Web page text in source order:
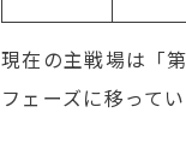
現在の主戦場は「第
フェーズに移ってい